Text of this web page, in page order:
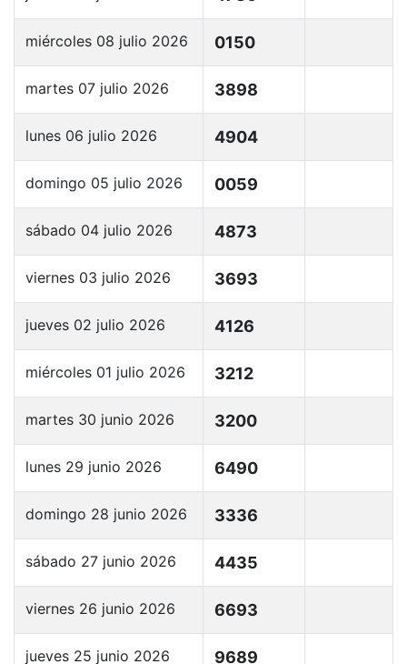
miércoles 08 julio 2026 0150
martes 07 julio 2026 3898
lunes 06 julio 2026 4904
domingo 05 julio 2026 0059
sábado 04 julio 2026 4873
viernes 03 julio 2026 3693
jueves 02 julio 2026 4126
miércoles 01 julio 2026 3212
martes 30 junio 2026 3200
lunes 29 junio 2026 6490
domingo 28 junio 2026 3336
sábado 27 junio 2026 4435
viernes 26 junio 2026 6693
jueves 25 junio 2026 9689